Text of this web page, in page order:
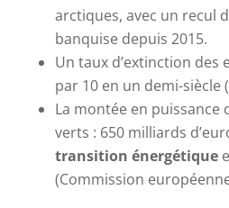
arctiques, avec un recul
banquise depuis 2015.
Un taux d’extinction des
par 10 en un demi-siècle
La montée en puissance
verts : 650 milliards
transition énergétique
(Commission